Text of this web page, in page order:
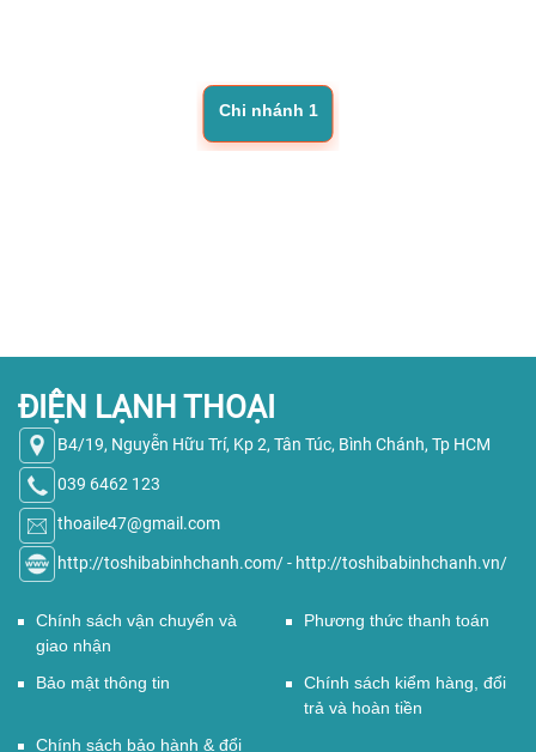
Chi nhánh 1
ĐIỆN LẠNH THOẠI
B4/19, Nguyễn Hữu Trí, Kp 2, Tân Túc, Bình Chánh, Tp HCM
039 6462 123
thoaile47@gmail.com
http://toshibabinhchanh.com/- http://toshibabinhchanh.vn/
Chính sách vận chuyển và
giao nhận
Phương thức thanh toán
Bảo mật thông tin
Chính sách kiểm hàng, đổi
trả và hoàn tiền
Chính sách bảo hành & đổi